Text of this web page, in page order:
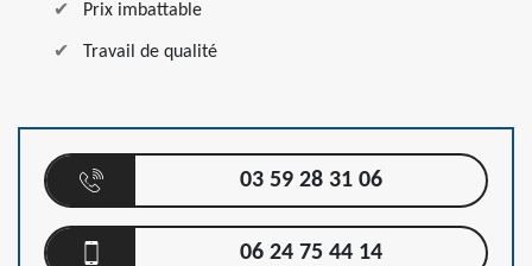
Prix imbattable
Travail de qualité
03 59 28 31 06
06 24 75 44 14